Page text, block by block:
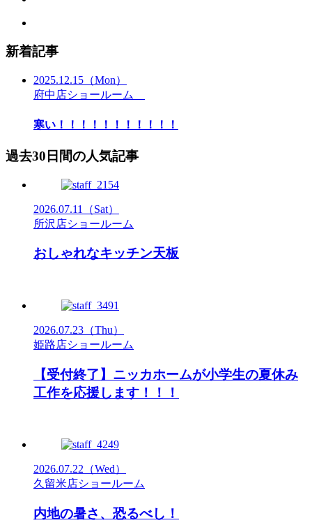
新着記事
2025.12.15 （Mon）
府中店ショールーム
寒い！！！！！！！！！！！
過去30日間の人気記事
2026.07.11
（Sat）
所沢店ショールーム
おしゃれなキッチン天板
2026.07.23 （Thu）
姫路店ショールーム
【受付終了】ニッカホームが小学生の夏休み
工作を応援します！！！
2026.07.22 （Wed）
久留米店ショールーム
内地の暑さ、恐るべし！